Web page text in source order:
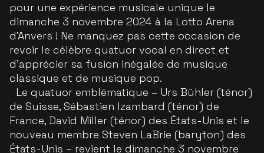
pour une expérience musicale unique le
dimanche 3 novembre 2024 à la Lotto Arena
d'Anvers ! Ne manquez pas cette occasion de
revoir le célèbre quatuor vocal en direct et
d'apprécier sa fusion inégalée de musique
classique et de musique pop.
Le quatuor emblématique – Urs Bühler (ténor)
de Suisse, Sébastien Izambard (ténor) de
France, David Miller (ténor) des États-Unis et le
nouveau membre Steven LaBrie (baryton) des
États-Unis – revient le dimanche 3 novembre